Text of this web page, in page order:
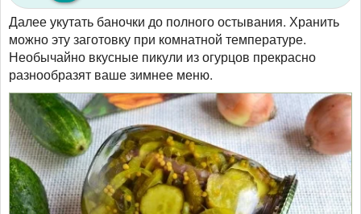
Далее укутать баночки до полного остывания. Хранить
можно эту заготовку при комнатной температуре.
Необычайно вкусные пикули из огурцов прекрасно
разнообразят ваше зимнее меню.